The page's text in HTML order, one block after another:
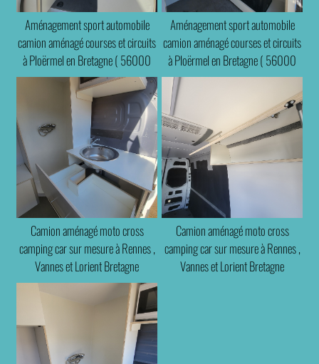
Aménagement sport automobile
camion aménagé courses et circuits
à Ploërmel en Bretagne ( 56000
35000 22000 29000 )
Aménagement sport automobile
camion aménagé courses et circuits
à Ploërmel en Bretagne ( 56000
35000 22000 29000 )
Camion aménagé moto cross
camping car sur mesure à Rennes ,
Vannes et Lorient Bretagne
(56800)
Camion aménagé moto cross
camping car sur mesure à Rennes ,
Vannes et Lorient Bretagne